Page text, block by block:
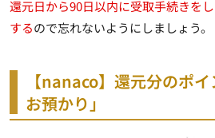
還元日から90日以内に受取手続きを
するので忘れないようにしましょう。
【nanaco】還元分のポ
お預かり」